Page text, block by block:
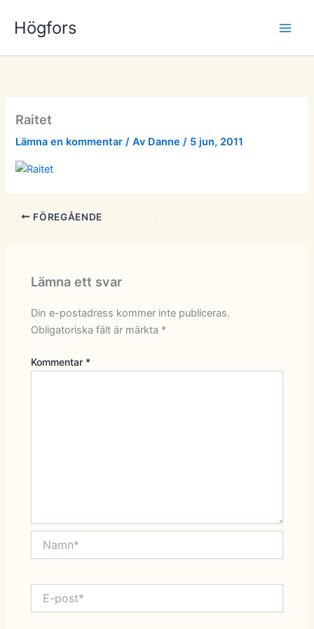
Högfors
Raitet
Lämna en kommentar / Av Danne/ 5 jun, 2011
FÖREGÅENDE
Lämna ett svar
Din e-postadress kommer inte publiceras.
Obligatoriska fält är märkta *
Kommentar *
post*